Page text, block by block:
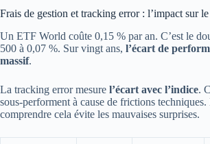
Frais de gestion et tracking error : l’impact sur
Un ETF World coûte 0,15 % par an. C’est le
500 à 0,07 %. Sur vingt ans, l’écart de
massif.
La tracking error mesure l’écart avec l’indice.
sous-performent à cause de frictions techniques.
comprendre cela évite les mauvaises surprises.